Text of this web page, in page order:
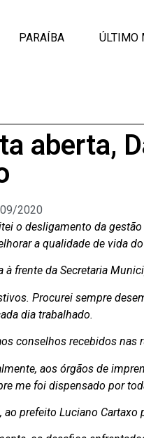
PARAÍBA ÚLTIMO
aberta,
2020
o desligamento da
a qualidade de vida
à frente da Secretaria
Procurei sempre
dia trabalhado.
conselhos recebidos
aos órgãos de
me foi dispensado por
ao prefeito Luciano